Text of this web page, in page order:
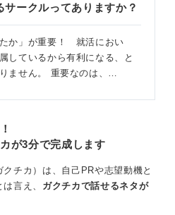
、万が一採用側が嘘に気づか
を締結してしまった場合、後
り消すことには法的なリスク
った際に企業側が不利になる
り消しの実行は非常に困難で
げて具体的に話せるように準
明でしょう。面接官は、華々
ロセスを重視しています。
サークルってありますか？
か」が重要！ 就活におい
しているから有利になる、と
ません。 重要なのは、…
が3分で完成します
チカ）は、自己PRや志望動機と
言え、 ガクチカで話せるネタが